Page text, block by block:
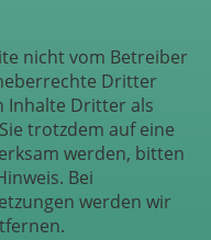
nicht vom Betreiber
Dritter
Inhalte Dritter als
trotzdem auf eine
werden, bitten
Bei
werden wir